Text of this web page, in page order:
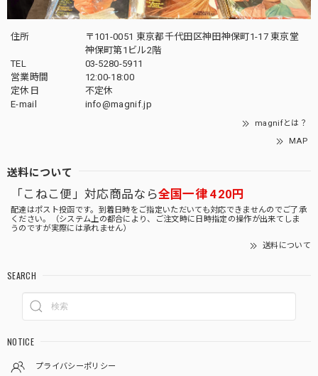
住所
〒101-0051 東京都千代田区神田神保町1-17 東京堂
神保町第1ビル2階
TEL
03-5280-5911
営業時間
12:00-18:00
定休日
不定休
E-mail
info@magnif.jp
magnifとは？
MAP
送料について
「こねこ便」対応商品なら全国一律 420円
配達はポスト投函です。到着日時をご指定いただいても対応できませんのでご了承
ください。（システム上の都合により、ご注文時に日時指定の操作が出来てしま
うのですが実際には承れません）
送料について
SEARCH
NOTICE
プライバシーポリシー